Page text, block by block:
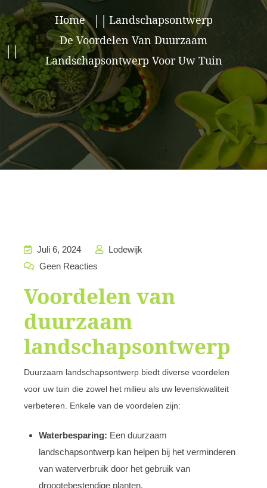
Home
Landschapsontwerp
De Voordelen Van Duurzaam
Landschapsontwerp Voor Uw Tuin
Juli 6, 2024
Lodewijk
Geen Reacties
Voordelen van
duurzaam
landschapsontwerp
Duurzaam landschapsontwerp biedt diverse voordelen
voor uw tuin die zowel het milieu als uw levenskwaliteit
verbeteren. Enkele van de voordelen zijn:
Waterbesparing: Een duurzaam
landschapsontwerp kan helpen bij het verminderen
van waterverbruik door het gebruik van
droogtebestendige planten,